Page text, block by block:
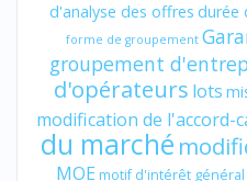
d'analyse des offres durée
forme de groupement
groupement
d'opérateurs lots
modification de l'accord-
du marché
MOE motif d'intérêt général